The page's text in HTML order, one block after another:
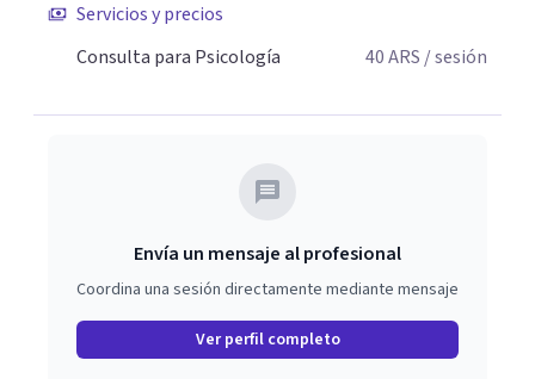
Servicios y precios
Consulta para Psicología
40ARS / sesión
Envía un mensaje al profesional
Coordina una sesión directamente mediante mensaje
Ver perfil completo